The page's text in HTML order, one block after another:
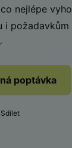
nejlépe
i
poptávka
Sdílet